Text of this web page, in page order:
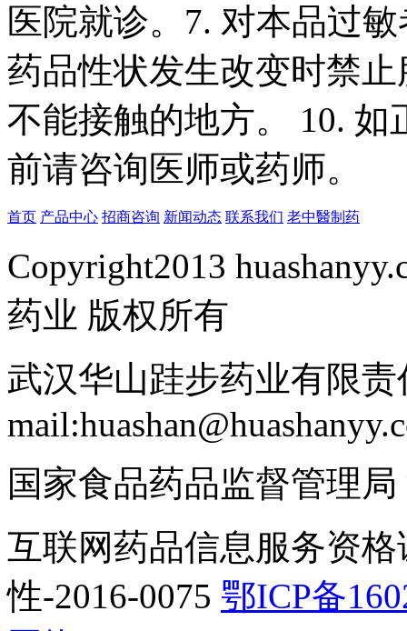
医院就诊。 7. 对本品过
药品性状发生改变时禁止
不能接触的地方。
10. 如
前请咨询医师或药师。
首页 产品中心 招商咨询 新闻动态 联系我们 老中醫制药
Copyright2013
药业 版权所有
武汉华山跬步药业有限责
国家食品药品监督管理
互联网药品信息服务资
性-2016-0075 鄂ICP备